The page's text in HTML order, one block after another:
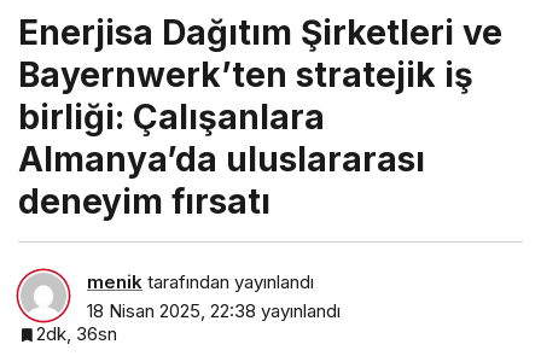
Enerjisa Dağıtım Şirketleri ve
Bayernwerk’ten stratejik iş
birliği: Çalışanlara
Almanya’da uluslararası
deneyim fırsatı
menik tarafından yayınlandı
18 Nisan 2025, 22:38 yayınlandı
2dk, 36sn